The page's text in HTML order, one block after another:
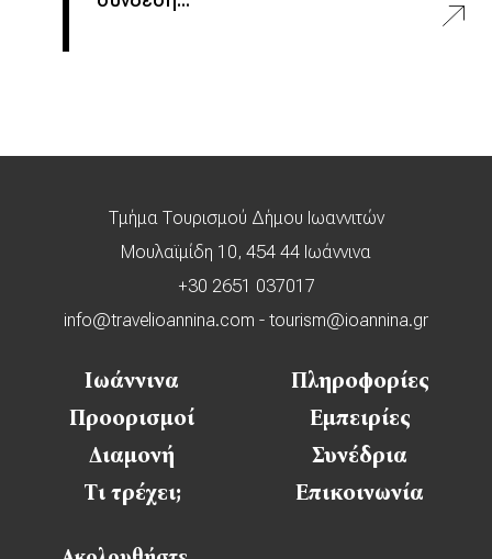
Τμήμα Τουρισμού Δήμου Ιωαννιτών
Μουλαϊμίδη 10, 454 44 Ιωάννινα
+30 2651 037017
info@travelioannina.com - tourism@ioannina.gr
Ιωάννινα
Πληροφορίες
Προορισμοί
Εμπειρίες
Διαμονή
Συνέδρια
Τι τρέχει;
Επικοινωνία